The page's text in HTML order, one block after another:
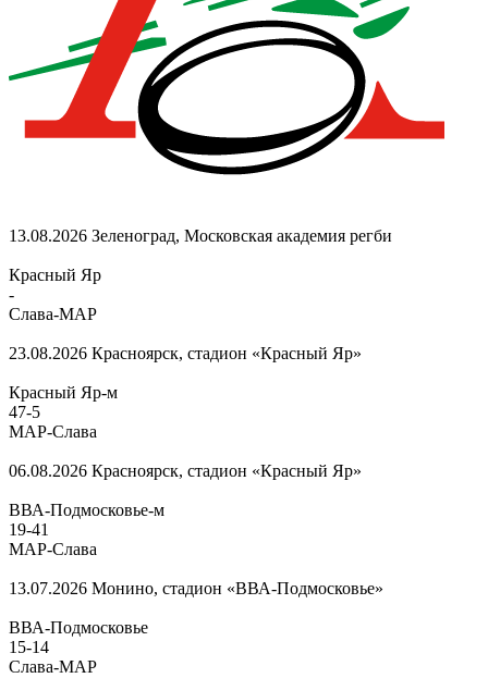
13.08.2026 Зеленоград, Московская академия регби
Красный Яр
-
Слава-МАР
23.08.2026 Красноярск, стадион «Красный Яр»
Красный Яр-м
47-5
МАР-Слава
06.08.2026 Красноярск, стадион «Красный Яр»
ВВА-Подмосковье-м
19-41
МАР-Слава
13.07.2026 Монино, стадион «ВВА-Подмосковье»
ВВА-Подмосковье
15-14
Слава-МАР